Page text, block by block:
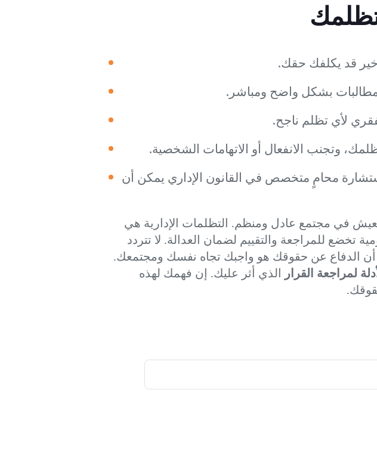
قد يكلفك حقك.
بشكل واضح ومباشر.
لأي تظلم ناجح.
وتجنب الانفعال أو الاتهامات الشخصية.
محامٍ متخصص في القانون الإداري يمكن أن
في مجتمع عادل ومنظم. التظلمات الإدارية هي
للمراجعة والتقييم لضمان العدالة. لا تتردد
أن الدفاع عن حقوقك هو واجبك تجاه نفسك ومجتمعك.
لمراجعة القرار الذي أثر عليك. إن فهمك لهذه